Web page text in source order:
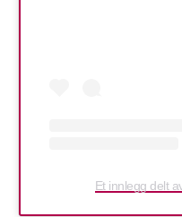
Et innlegg delt